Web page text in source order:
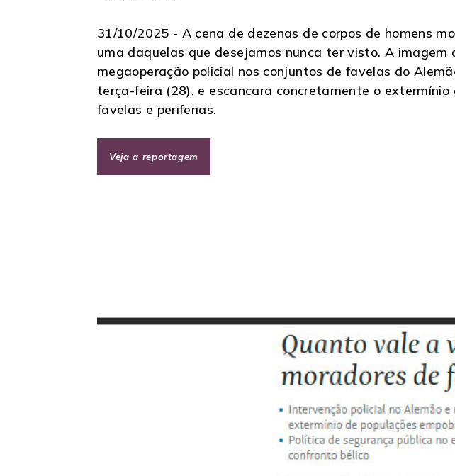
31/10/2025 - A cena de dezenas de corpos de homens
uma daquelas que desejamos nunca ter visto. A
megaoperação policial nos conjuntos de favelas do
terça-feira (28), e escancara concretamente o
favelas e periferias.
Veja a reportagem